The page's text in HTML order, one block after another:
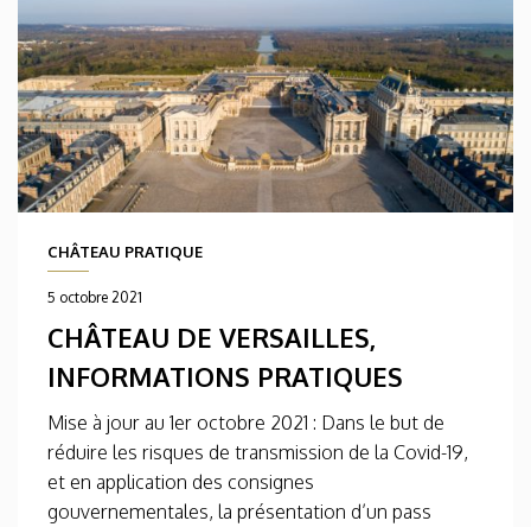
CHÂTEAU PRATIQUE
5 octobre 2021
CHÂTEAU DE VERSAILLES,
INFORMATIONS PRATIQUES
Mise à jour au 1er octobre 2021 : Dans le but de
réduire les risques de transmission de la Covid-19,
et en application des consignes
gouvernementales, la présentation d’un pass